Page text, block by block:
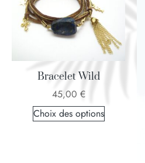
Bracelet Wild
45,00 €
Choix des options